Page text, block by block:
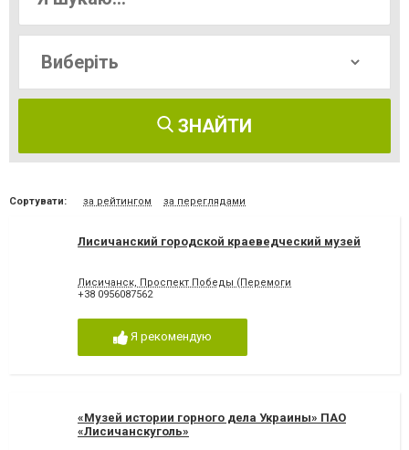
ЗНАЙТИ
Сортувати: за рейтингом за переглядами
Лисичанский городской краеведческий музей
Лисичанск, Проспект Победы (Перемоги
+38 0956087562
Я рекомендую
«Музей истории горного дела Украины» ПАО
«Лисичанскуголь»